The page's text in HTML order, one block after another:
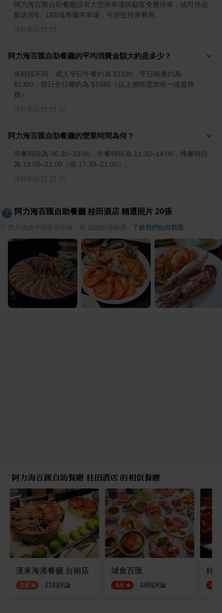
阿力海百匯自助餐廳設有大型停車場供顧客免費停車，或可停在
飯店旁B、D區域專屬停車場，可折抵停車費用。
阿力海百匯自助餐廳的平均消費金額大約是多少？
依時段不同，成人平日午餐約為 $1180，平日晚餐約為
$1380，假日全日餐約為 $1580（以上價格需加收一成服務
費）。
阿力海百匯自助餐廳的營業時間為何？
早餐時段為 06:30–10:00，午餐時段為 11:30–14:00，晚餐時段
為 18:00–21:00（或 17:30–21:00）。
阿力海百匯自助餐廳 桂田酒店 精選照片 20張
照片由合作部落客拍攝，AI 協助篩選精選 了解我們如何精選
阿力海百匯自助餐廳 桂田酒店 的相似餐廳
漢來海港餐廳 台南店
3.8 · 21則評論
城食百匯
4.6 · 18則評論
好
4.5